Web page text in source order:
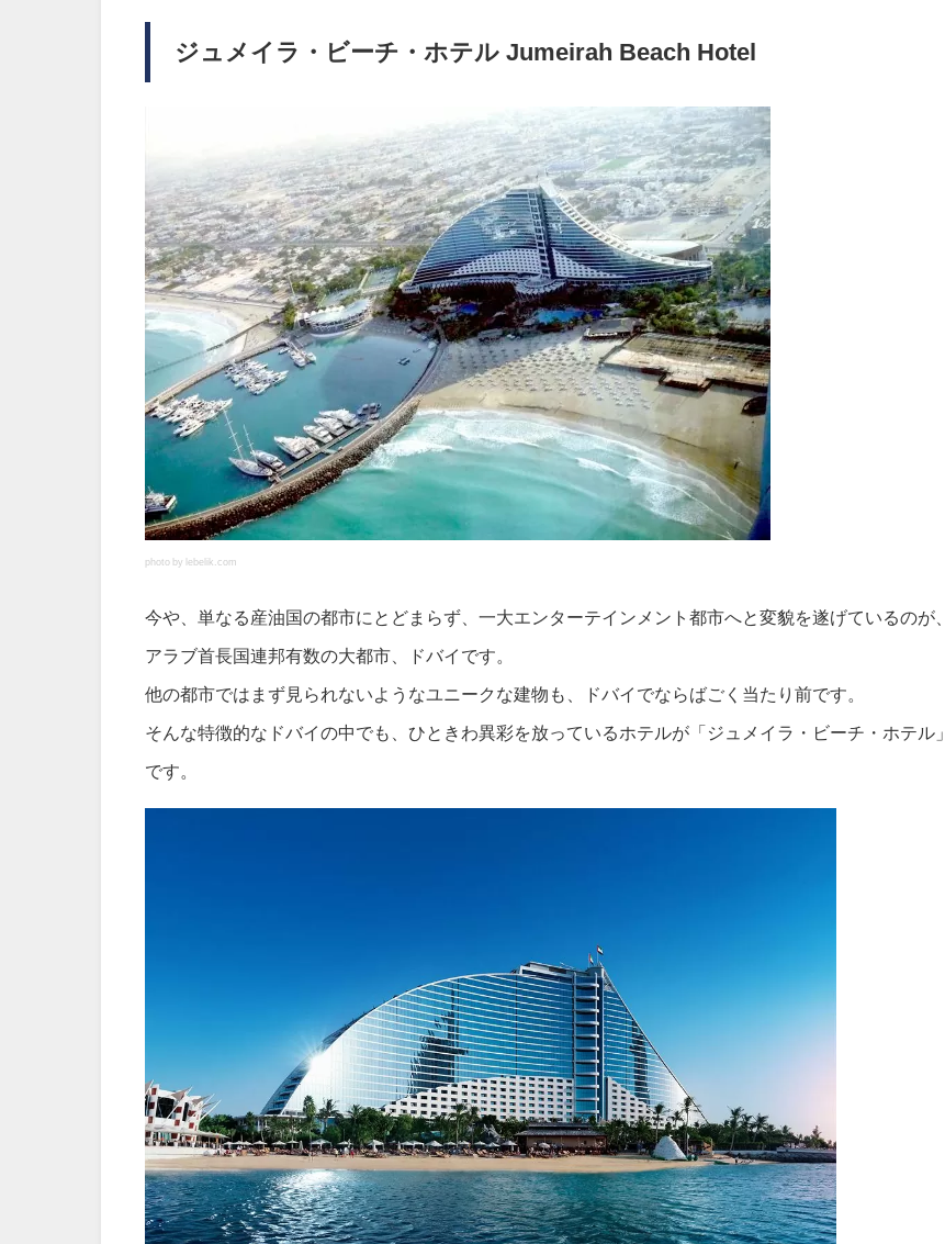
ジュメイラ・ビーチ・ホテル Jumeirah Beach Hotel
photo by lebelik.com
今や、単なる産油国の都市にとどまらず、一大エンターテインメント都市へと変貌を遂げているのが、
アラブ首長国連邦有数の大都市、ドバイです。
他の都市ではまず見られないようなユニークな建物も、ドバイでならばごく当たり前です。
そんな特徴的なドバイの中でも、ひときわ異彩を放っているホテルが「ジュメイラ・ビーチ・ホテル」
です。